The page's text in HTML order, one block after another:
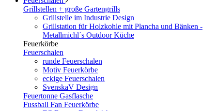
Grillstellen + große Gartengrills
Grillstelle im Industrie Design
Grillstation für Holzkohle mit Plancha und Bänken -
Metallmichl´s Outdoor Küche
Feuerkörbe
Feuerschalen
runde Feuerschalen
Motiv Feuerkörbe
eckige Feuerschalen
SvenskaV Design
Feuertonne Gasflasche
Fussball Fan Feuerkörbe